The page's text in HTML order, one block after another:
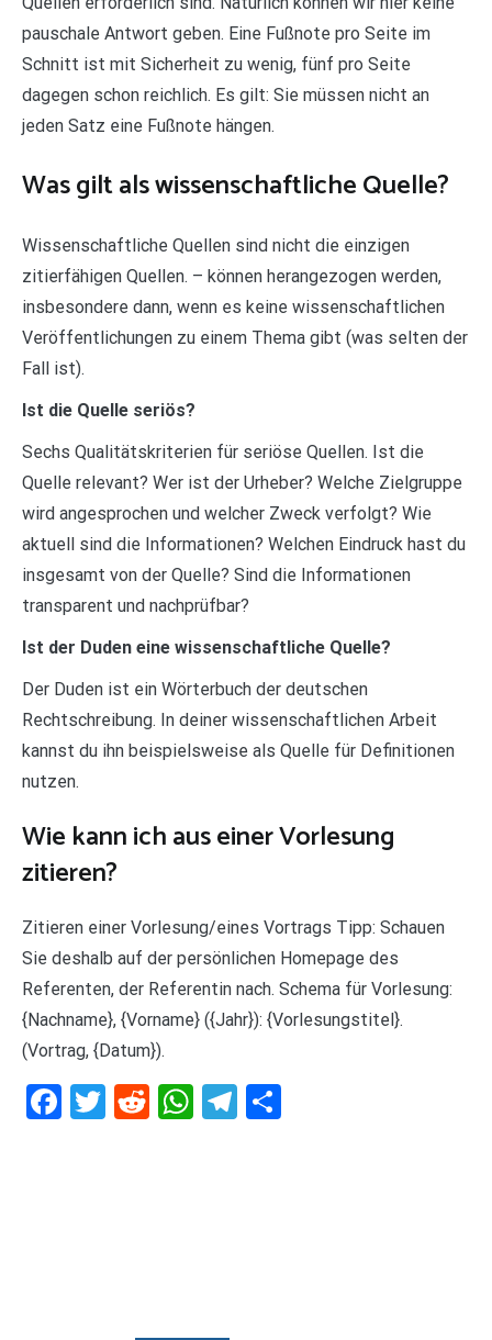
pauschale Antwort geben. Eine Fußnote pro Seite im
Schnitt ist mit Sicherheit zu wenig, fünf pro Seite
dagegen schon reichlich. Es gilt: Sie müssen nicht an
jeden Satz eine Fußnote hängen.
Was gilt als wissenschaftliche Quelle?
Wissenschaftliche Quellen sind nicht die einzigen
zitierfähigen Quellen. – können herangezogen werden,
insbesondere dann, wenn es keine wissenschaftlichen
Veröffentlichungen zu einem Thema gibt (was selten der
Fall ist).
Ist die Quelle seriös?
Sechs Qualitätskriterien für seriöse Quellen. Ist die
Quelle relevant? Wer ist der Urheber? Welche Zielgruppe
wird angesprochen und welcher Zweck verfolgt? Wie
aktuell sind die Informationen? Welchen Eindruck hast du
insgesamt von der Quelle? Sind die Informationen
transparent und nachprüfbar?
Ist der Duden eine wissenschaftliche Quelle?
Der Duden ist ein Wörterbuch der deutschen
Rechtschreibung. In deiner wissenschaftlichen Arbeit
kannst du ihn beispielsweise als Quelle für Definitionen
nutzen.
Wie kann ich aus einer Vorlesung
zitieren?
Zitieren einer Vorlesung/eines Vortrags Tipp: Schauen
Sie deshalb auf der persönlichen Homepage des
Referenten, der Referentin nach. Schema für Vorlesung:
{Nachname}, {Vorname} ({Jahr}): {Vorlesungstitel}.
(Vortrag, {Datum}).
Facebook
Twitter
RedditWhatsApp
Telegram